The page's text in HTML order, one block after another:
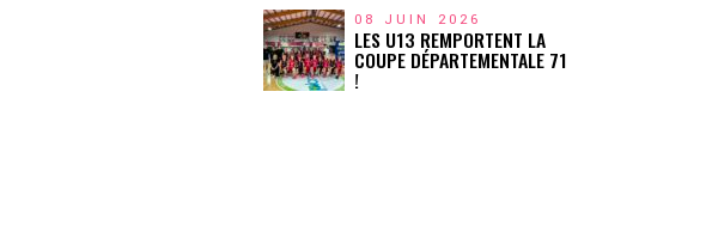
08 JUIN 2026
LES U13 REMPORTENT LA
COUPE DÉPARTEMENTALE 71
!